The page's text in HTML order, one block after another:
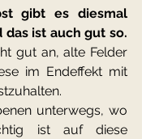
gibt es diesmal
das ist auch gut so.
gut an, alte Felder
im Endeffekt mit
unterwegs, wo
ist auf diese